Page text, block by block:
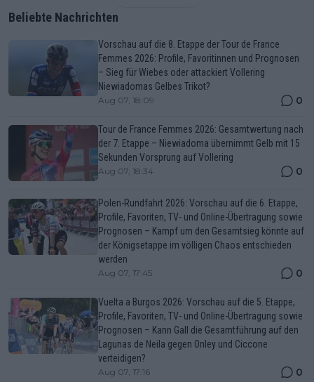
Beliebte Nachrichten
Vorschau auf die 8. Etappe der Tour de France
Femmes 2026: Profile, Favoritinnen und Prognosen
– Sieg für Wiebes oder attackiert Vollering
Niewiadomas Gelbes Trikot?
Aug 07, 18:09 0
Tour de France Femmes 2026: Gesamtwertung nach
der 7. Etappe – Niewiadoma übernimmt Gelb mit 15
Sekunden Vorsprung auf Vollering
Aug 07, 18:34 0
Polen-Rundfahrt 2026: Vorschau auf die 6. Etappe,
Profile, Favoriten, TV- und Online-Übertragung sowie
Prognosen – Kampf um den Gesamtsieg könnte auf
der Königsetappe im völligen Chaos entschieden
werden
Aug 07, 17:45 0
Vuelta a Burgos 2026: Vorschau auf die 5. Etappe,
Profile, Favoriten, TV- und Online-Übertragung sowie
Prognosen – Kann Gall die Gesamtführung auf den
Lagunas de Neila gegen Onley und Ciccone
verteidigen?
Aug 07, 17:16 0